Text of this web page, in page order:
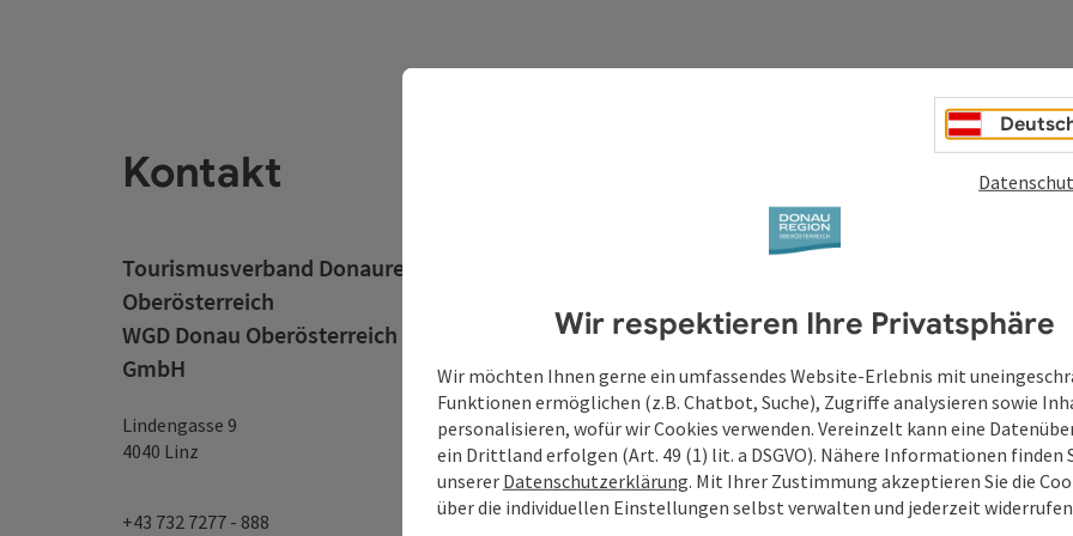
Kontakt
Tourismusverband Donauregion
Oberösterreich
WGD Donau Oberösterreich Tourismus
GmbH
Lindengasse 9
4040 Linz
+43 732 7277 - 888
Deine Anfrage an
Oberösterreich
Felder mit sind Pflichtfelder
Vorname Nachname
Unverbindliche Anfrage*
Wir respektieren Ihre Privatsphäre
Wir möchten Ihnen gerne ein umfassendes Website-Erlebnis mit
Funktionen ermöglichen (z.B. Chatbot, Suche), Zugriffe analysieren sowie
personalisieren, wofür wir Cookies verwenden. Vereinzelt kann eine
ein Drittland erfolgen (Art. 49 (1) lit. a DSGVO). Nähere Informationen finden
unserer Datenschutzerklärung. Mit Ihrer Zustimmung akzeptieren Sie die
über die individuellen Einstellungen selbst verwalten und jederzeit